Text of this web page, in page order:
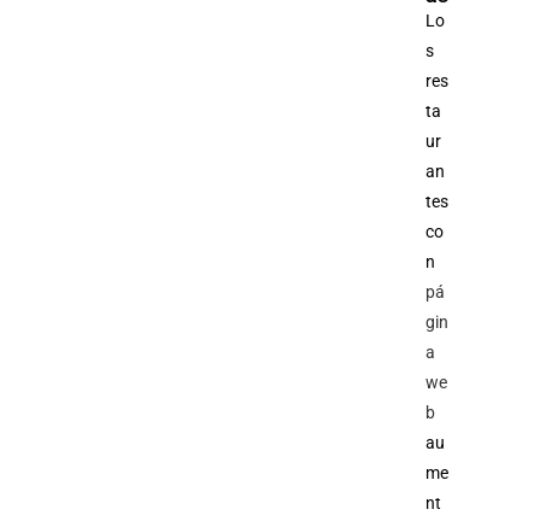
Lo
s
res
ta
ur
an
tes
co
n
pá
gin
a
we
b
au
me
nt